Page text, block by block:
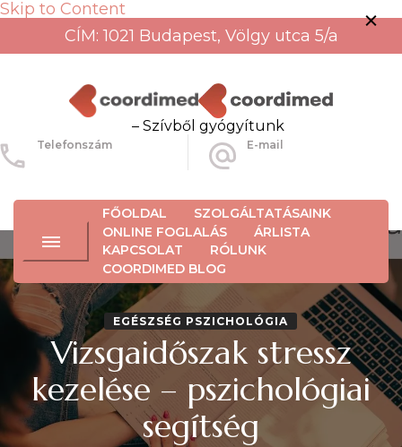
Skip to Content
CÍM: 1021 Budapest, Völgy utca 5/a
– Szívből gyógyítunk
Telefonszám E-mail
FŐOLDAL
SZOLGÁLTATÁSAINK
ONLINE FOGLALÁS
ÁRLISTA
KAPCSOLAT
RÓLUNK
COORDIMED BLOG
EGÉSZSÉG PSZICHOLÓGIA
Vizsgaidőszak stressz
kezelése – pszichológiai
segítség